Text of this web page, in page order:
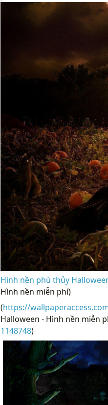
Hình nền phù thủy
Hình nền miễn phí)
(https://
Halloween - Hình nền miễn
1148748)